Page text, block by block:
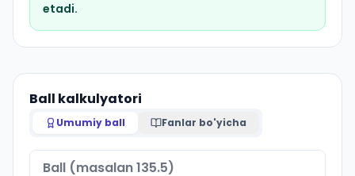
etadi.
Ball kalkulyatori
Umumiy ball Fanlar bo'yicha